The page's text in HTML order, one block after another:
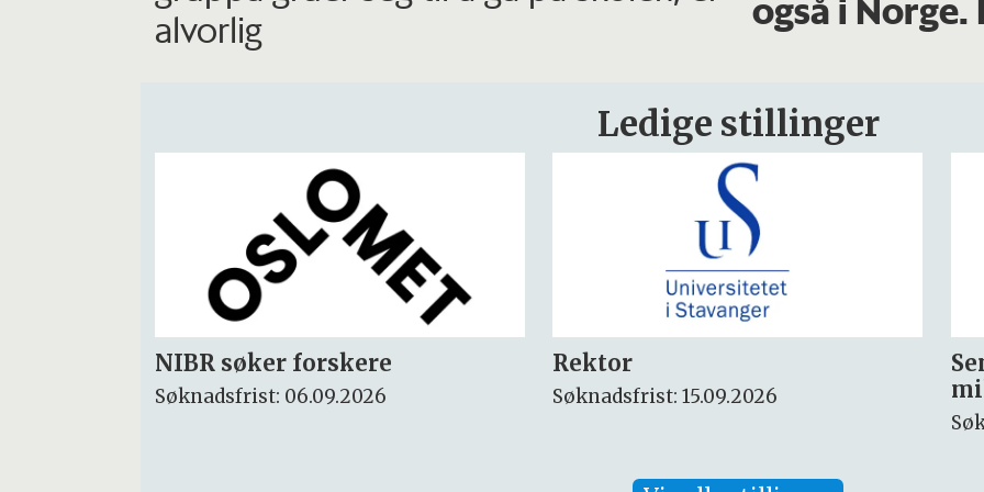
alvorlig
også i
Ledige stillinger
Rektor
Søknadsfrist: 15.09.2026
Seniorforsker innen
miljøkjemi og arktisk miljø